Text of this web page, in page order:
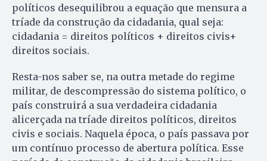
políticos desequilibrou a equação que mensura a
tríade da construção da cidadania, qual seja:
cidadania = direitos políticos + direitos civis+
direitos sociais.
Resta-nos saber se, na outra metade do regime
militar, de descompressão do sistema político, o
país construirá a sua verdadeira cidadania
alicerçada na tríade direitos políticos, direitos
civis e sociais. Naquela época, o país passava por
um contínuo processo de abertura política. Esse